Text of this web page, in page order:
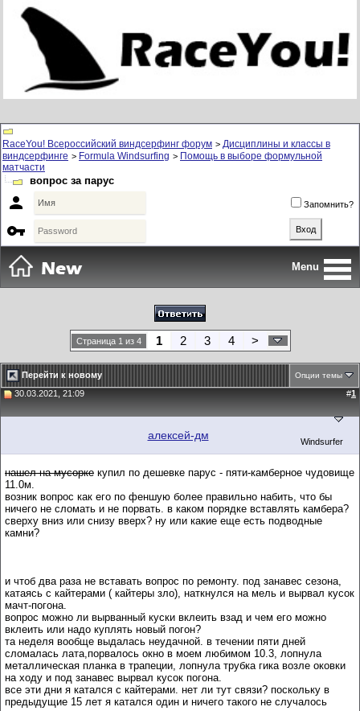
RaceYou! Всероссийский виндсерфинг форум > Дисциплины и классы в
виндсерфинге > Formula Windsurfing > Помощь в выборе формульной
матчасти
вопрос за парус
 Запомнить?

Menu
Страница 1 из 4 1 2 3 4 >
Перейти к новому Опции темы
30.03.2021, 21:09 #1
алексей-дм Windsurfer
нашел на мусорке купил по дешевке парус - пяти-камберное чудовище
11.0м.
возник вопрос как его по феншую более правильно набить, что бы
ничего не сломать и не порвать. в каком порядке вставлять камбера?
сверху вниз или снизу вверх? ну или какие еще есть подводные
камни?
и чтоб два раза не вставать вопрос по ремонту. под занавес сезона,
катаясь с кайтерами ( кайтеры зло), наткнулся на мель и вырвал кусок
мачт-погона.
вопрос можно ли вырванный куски вклеить взад и чем его можно
вклеить или надо куплять новый погон?
та неделя вообще выдалась неудачной. в течении пяти дней
сломалась лата,порвалось окно в моем любимом 10.3, лопнула
металлическая планка в трапеции, лопнула трубка гика возле оковки
на ходу и под занавес вырвал кусок погона.
все эти дни я катался с кайтерами. нет ли тут связи? поскольку в
предыдущие 15 лет я катался один и ничего такого не случалось